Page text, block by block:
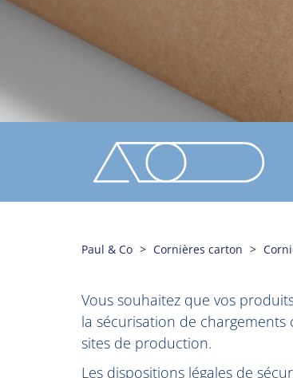
Paul & Co Cornières carton
Vous souhaitez que vos
la sécurisation de
sites de production.
Les dispositions légales de